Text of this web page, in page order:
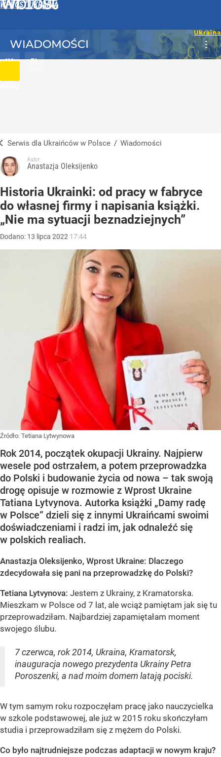
WPROST UKRAINA
UA PL
WIADOMOŚCI
Serwis dla Ukraińców w Polsce / Wiadomości
Autor:
Anastazja Oleksijenko
Historia Ukrainki: od pracy w fabryce
do własnej firmy i napisania książki.
„Nie ma sytuacji beznadziejnych”
Dodano: 13 lipca 2022 17:44
Źródło: Tetiana Lytwynowa
Rok 2014, początek okupacji Ukrainy. Najpierw
wesele pod ostrzałem, a potem przeprowadzka
do Polski i budowanie życia od nowa – tak swoją
drogę opisuje w rozmowie z Wprost Ukraine
Tatiana Lytvynova. Autorka książki „Damy radę
w Polsce” dzieli się z innymi Ukraińcami swoimi
doświadczeniami i radzi im, jak odnaleźć się
w polskich realiach.
Anastazja Oleksijenko, Wprost Ukraine: Dlaczego
zdecydowała się pani na przeprowadzkę do Polski?
Tetiana Lytvynova: Jestem z Ukrainy, z Kramatorska.
Mieszkam w Polsce od 7 lat, ale wciąż pamiętam jak się tu
przeprowadziłam. Najbardziej zapamiętałam moment
swojego ślubu.
7 czerwca, rok 2014, Ukraina, Kramatorsk,
inauguracja nowego prezydenta Ukrainy Petra
Poroszenki, a nad moim domem latają pociski.
W tym samym roku rozpoczęłam pracę jako nauczycielka
w szkole podstawowej, ale już w 2015 roku skończyłam
studia i przeprowadziłam się z mężem do Polski.
Co było najtrudniejsze podczas adaptacji w nowym kraju?